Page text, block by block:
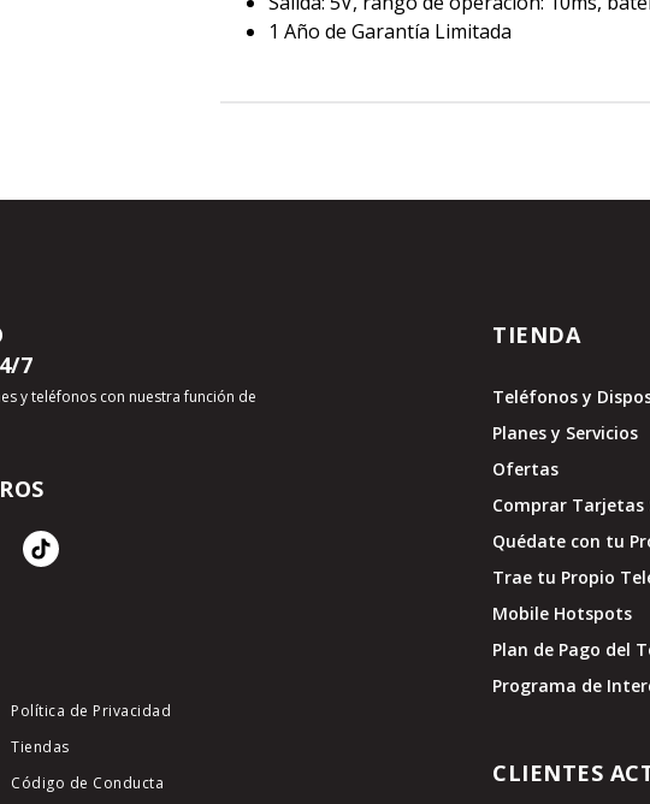
1 Año de Garantía Limitada
7
y teléfonos con nuestra función de
Política de Privacidad
Tiendas
Código de Conducta
TIENDA
Teléfonos y
Planes y Servicios
Ofertas
Comprar Tarjetas
Quédate con tu
Trae tu Propio
Mobile Hotspots
Plan de Pago del
Programa de
CLIENTES